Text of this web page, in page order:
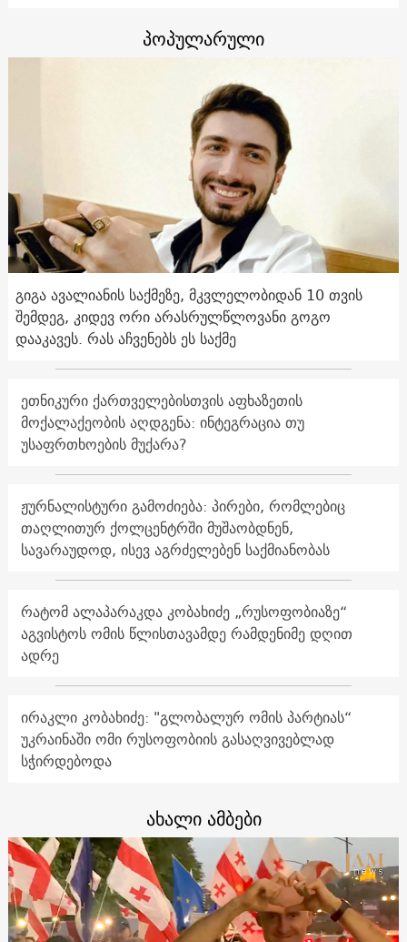
პოპულარული
გიგა ავალიანის საქმეზე, მკვლელობიდან 10 თვის
შემდეგ, კიდევ ორი არასრულწლოვანი გოგო
დააკავეს. რას აჩვენებს ეს საქმე
ეთნიკური ქართველებისთვის აფხაზეთის
მოქალაქეობის აღდგენა: ინტეგრაცია თუ
უსაფრთხოების მუქარა?
ჟურნალისტური გამოძიება: პირები, რომლებიც
თაღლითურ ქოლცენტრში მუშაობდნენ,
სავარაუდოდ, ისევ აგრძელებენ საქმიანობას
რატომ ალაპარაკდა კობახიძე „რუსოფობიაზე“
აგვისტოს ომის წლისთავამდე რამდენიმე დღით
ადრე
ირაკლი კობახიძე: "გლობალურ ომის პარტიას“
უკრაინაში ომი რუსოფობიის გასაღვივებლად
სჭირდებოდა
ახალი ამბები